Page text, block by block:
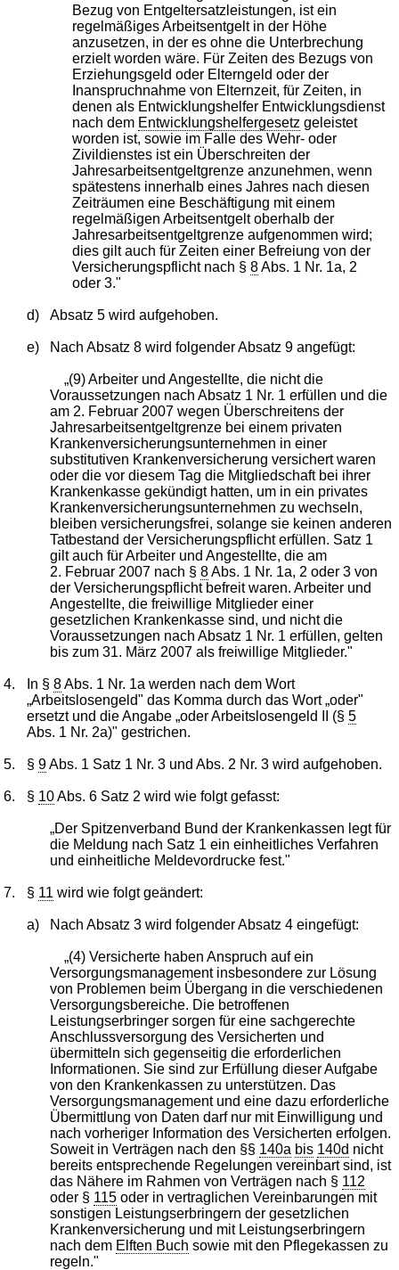
Bezug von Entgeltersatzleistungen, ist ein
regelmäßiges Arbeitsentgelt in der Höhe
anzusetzen, in der es ohne die Unterbrechung
erzielt worden wäre. Für Zeiten des Bezugs von
Erziehungsgeld oder Elterngeld oder der
Inanspruchnahme von Elternzeit, für Zeiten, in
denen als Entwicklungshelfer Entwicklungsdienst
nach dem Entwicklungshelfergesetz geleistet
worden ist, sowie im Falle des Wehr- oder
Zivildienstes ist ein Überschreiten der
Jahresarbeitsentgeltgrenze anzunehmen, wenn
spätestens innerhalb eines Jahres nach diesen
Zeiträumen eine Beschäftigung mit einem
regelmäßigen Arbeitsentgelt oberhalb der
Jahresarbeitsentgeltgrenze aufgenommen wird;
dies gilt auch für Zeiten einer Befreiung von der
Versicherungspflicht nach §8Abs. 1 Nr. 1a, 2
oder 3."
d) Absatz 5 wird aufgehoben.
e) Nach Absatz 8 wird folgender Absatz 9 angefügt:
„(9) Arbeiter und Angestellte, die nicht die
Voraussetzungen nach Absatz 1 Nr. 1 erfüllen und die
am 2. Februar 2007 wegen Überschreitens der
Jahresarbeitsentgeltgrenze bei einem privaten
Krankenversicherungsunternehmen in einer
substitutiven Krankenversicherung versichert waren
oder die vor diesem Tag die Mitgliedschaft bei ihrer
Krankenkasse gekündigt hatten, um in ein privates
Krankenversicherungsunternehmen zu wechseln,
bleiben versicherungsfrei, solange sie keinen anderen
Tatbestand der Versicherungspflicht erfüllen. Satz 1
gilt auch für Arbeiter und Angestellte, die am
2. Februar 2007 nach § 8Abs. 1 Nr. 1a, 2 oder 3 von
der Versicherungspflicht befreit waren. Arbeiter und
Angestellte, die freiwillige Mitglieder einer
gesetzlichen Krankenkasse sind, und nicht die
Voraussetzungen nach Absatz 1 Nr. 1 erfüllen, gelten
bis zum 31. März 2007 als freiwillige Mitglieder."
4. In §8Abs. 1 Nr. 1a werden nach dem Wort
„Arbeitslosengeld" das Komma durch das Wort „oder"
ersetzt und die Angabe „oder Arbeitslosengeld II (§5
Abs. 1 Nr. 2a)" gestrichen.
5. §9Abs. 1 Satz 1 Nr. 3 und Abs. 2 Nr. 3 wird aufgehoben.
6. § 10Abs. 6 Satz 2 wird wie folgt gefasst:
„Der Spitzenverband Bund der Krankenkassen legt für
die Meldung nach Satz 1 ein einheitliches Verfahren
und einheitliche Meldevordrucke fest."
7. § 11 wird wie folgt geändert:
a) Nach Absatz 3 wird folgender Absatz 4 eingefügt:
„(4) Versicherte haben Anspruch auf ein
Versorgungsmanagement insbesondere zur Lösung
von Problemen beim Übergang in die verschiedenen
Versorgungsbereiche. Die betroffenen
Leistungserbringer sorgen für eine sachgerechte
Anschlussversorgung des Versicherten und
übermitteln sich gegenseitig die erforderlichen
Informationen. Sie sind zur Erfüllung dieser Aufgabe
von den Krankenkassen zu unterstützen. Das
Versorgungsmanagement und eine dazu erforderliche
Übermittlung von Daten darf nur mit Einwilligung und
nach vorheriger Information des Versicherten erfolgen.
Soweit in Verträgen nach den §§ 140a bis 140d nicht
bereits entsprechende Regelungen vereinbart sind, ist
das Nähere im Rahmen von Verträgen nach § 112
oder § 115oder in vertraglichen Vereinbarungen mit
sonstigen Leistungserbringern der gesetzlichen
Krankenversicherung und mit Leistungserbringern
nach dem Elften Buch sowie mit den Pflegekassen zu
regeln."